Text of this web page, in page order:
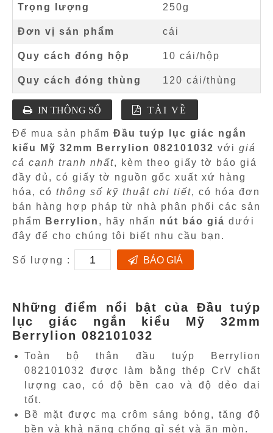
Trọng lượng 250g
Đơn vị sản phẩm cái
Quy cách đóng hộp 10 cái/hộp
Quy cách đóng thùng 120 cái/thùng
IN THÔNG SỐ TẢI VỀ
Để mua sản phẩm Đầu tuýp lục giác ngắn
kiểu Mỹ 32mm Berrylion 082101032 với giá
cả cạnh tranh nhất, kèm theo giấy tờ báo giá
đầy đủ, có giấy tờ nguồn gốc xuất xứ hàng
hóa, có thông số kỹ thuật chi tiết, có hóa đơn
bán hàng hợp pháp từ nhà phân phối các sản
phẩm
Berrylion , hãy nhấn nút báo giá dưới
đây để cho chúng tôi biết nhu cầu bạn.
Số lượng : BÁO GIÁ
Những điểm nổi bật của Đầu tuýp
lục giác ngắn kiểu Mỹ 32mm
Berrylion 082101032
Toàn bộ thân đầu tuýp Berrylion
082101032 được làm bằng thép CrV chất
lượng cao, có độ bền cao và độ dẻo dai
tốt.
Bề mặt được mạ crôm sáng bóng, tăng độ
bền và khả năng chống gỉ sét và ăn mòn.